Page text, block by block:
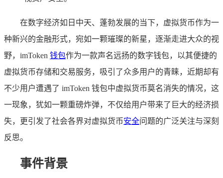
在数字经济如日中天、蓬勃发展的当下，虚拟货币作为一
种新兴的金融形式，宛如一颗璀璨的新星，逐渐走进大众的视
野，imToken 钱包作为一款声名远扬的数字钱包，以其便捷的
虚拟货币存储和交易服务，吸引了众多用户的青睐，近期却有
不少用户遭遇了 imToken 钱包中虚拟货币莫名消失的情况，这
一现象，犹如一颗重磅炸弹，不仅给用户带来了巨大的经济损
失，更引发了社会各界对虚拟货币安全问题的广泛关注与深刻
反思。
事件背景